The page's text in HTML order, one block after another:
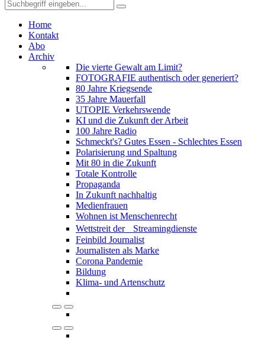
Home
Kontakt
Abo
Archiv
Die vierte Gewalt am Limit?
FOTOGRAFIE authentisch oder generiert?
80 Jahre Kriegsende
35 Jahre Mauerfall
UTOPIE Verkehrswende
KI und die Zukunft der Arbeit
100 Jahre Radio
Schmeckt's? Gutes Essen - Schlechtes Essen
Polarisierung und Spaltung
Mit 80 in die Zukunft
Totale Kontrolle
Propaganda
In Zukunft nachhaltig
Medienfrauen
Wohnen ist Menschenrecht
Wettstreit der Streamingdienste
Feinbild Journalist
Journalisten als Marke
Corona Pandemie
Bildung
Klima- und Artenschutz